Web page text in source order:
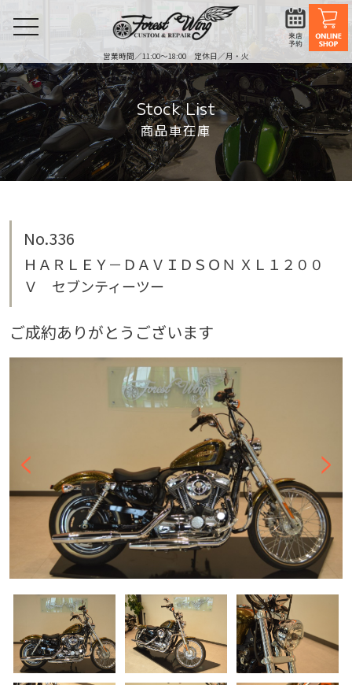
営業時間／11:00〜18:00 定休日／月・火
toggle
navigation
Stock List
商品車在庫
No.336
ＨＡＲＬＥＹ－ＤＡＶＩＤＳＯＮ ＸＬ１２００
Ｖ セブンティーツー
ご成約ありがとうございます